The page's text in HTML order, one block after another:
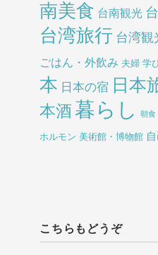
南美食 台南観光
台湾旅行 台湾観
ごはん・外飲み 夫婦 学
本 日本の宿 日本
本酒 暮らし 朝食
ホルモン 美術館・博物館
こちらもどうぞ